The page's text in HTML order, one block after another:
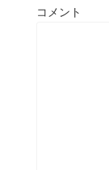
コメント